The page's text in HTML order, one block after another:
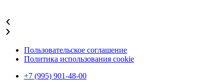
Пользовательское соглашение
Политика использования cookie
+7 (995) 901-48-00